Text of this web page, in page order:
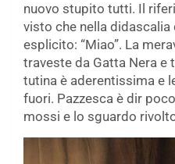
nuovo stupito tutti. Il
visto che nella
esplicito: “Miao”. La
traveste da Gatta Nera e
tutina è aderentissima e
fuori. Pazzesca è dir
mossi e lo sguardo